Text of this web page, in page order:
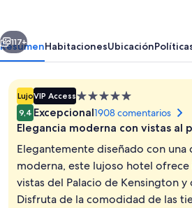
Siguiente
117+
ResumenHabitacionesUbicación
LujoVIP AccessAlojamiento
de
5.0 estrellas
9,4 Excepcional1908 comentarios
Elegancia moderna con vistas al
Elegantemente diseñado con una
moderna, este lujoso hotel
vistas del Palacio de Kensington y
Disfruta de la comodidad de las